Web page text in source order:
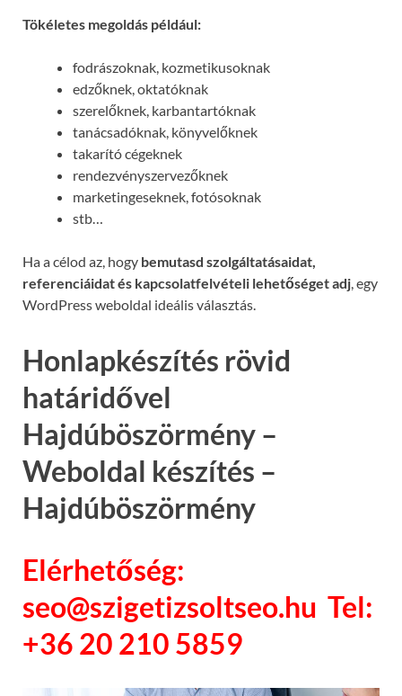
Tökéletes megoldás például:
fodrászoknak, kozmetikusoknak
edzőknek, oktatóknak
szerelőknek, karbantartóknak
tanácsadóknak, könyvelőknek
takarító cégeknek
rendezvényszervezőknek
marketingeseknek, fotósoknak
stb…
Ha a célod az, hogy bemutasd szolgáltatásaidat,
referenciáidat és kapcsolatfelvételi lehetőséget adj , egy
WordPress weboldal ideális választás.
Honlapkészítés rövid
határidővel
Hajdúböszörmény –
Weboldal készítés –
Hajdúböszörmény
Elérhetőség:
seo@szigetizsoltseo.hu Tel:
+36 20 210 5859